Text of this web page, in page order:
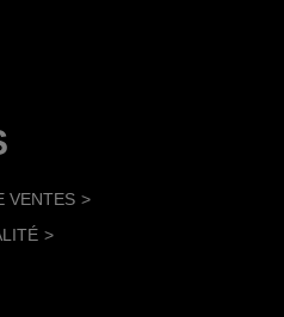
VENTES